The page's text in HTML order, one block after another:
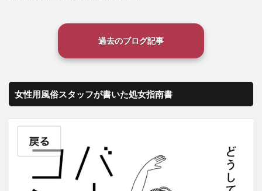
過去のブログ記事
女性用風俗スタッフが書いた処女指南書